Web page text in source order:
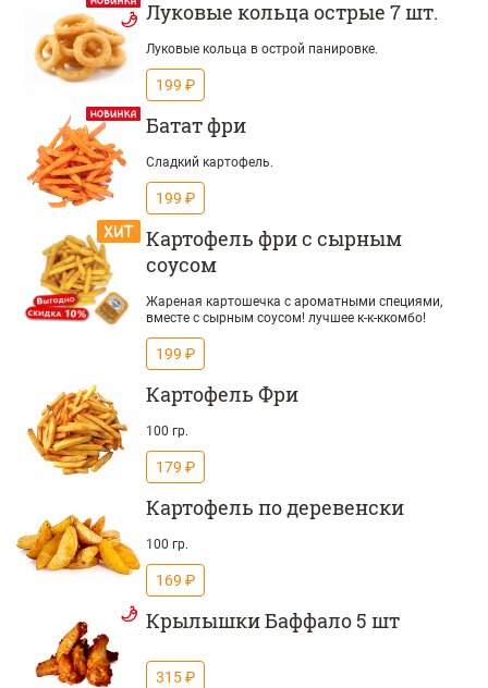
Луковые кольца острые 7 шт.
Луковые кольца в острой панировке.
199 ₽
Батат фри
Сладкий картофель.
199 ₽
Картофель фри с сырным
соусом
Жареная картошечка с ароматными специями,
вместе с сырным соусом! лучшее к-к-ккомбо!
199 ₽
Картофель Фри
100 гр.
179 ₽
Картофель по деревенски
100 гр.
169 ₽
Крылышки Баффало 5 шт
315 ₽